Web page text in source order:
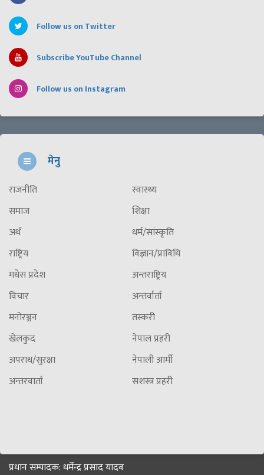
Follow us on Twitter
Subscribe YouTube Channel
Follow us on Instagram
मेनु
राजनीति
समाज
अर्थ
राष्ट्रिय
मधेस प्रदेश
विचार
मनोरञ्जन
खेलकुद
अपराध/सुरक्षा
अन्तरवार्ता
स्वास्थ्य
शिक्षा
धर्म/सांस्कृति
विज्ञान/प्राविधि
अन्तराष्ट्रिय
अन्तर्वार्ता
तस्करी
नेपाल प्रहरी
नेपाली आर्मी
सशस्त्र प्रहरी
प्रधान सम्पादक: धर्मेन्द्र प्रसाद यादव